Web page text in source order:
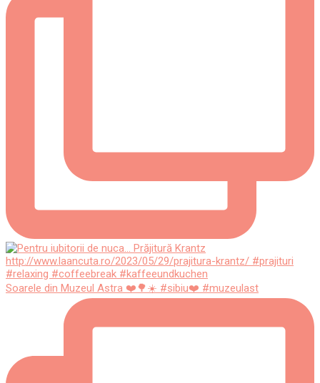
Soarele din Muzeul Astra ❤️🌳☀️ #sibiu❤️ #muzeulast